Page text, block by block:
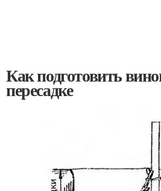
Как подготовить
пересадке